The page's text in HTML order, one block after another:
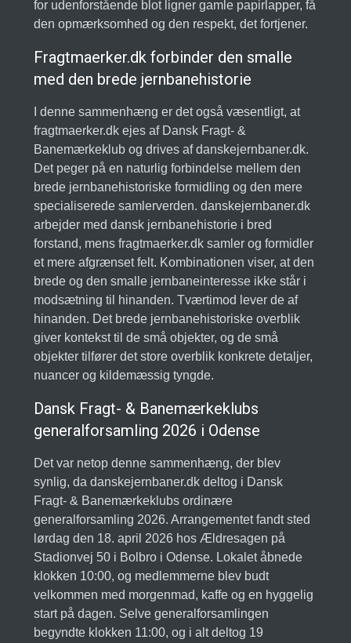
for udenforstående blot ligner gamle papirlapper, få
den opmærksomhed og den respekt, det fortjener.
Fragtmaerker.dk forbinder den smalle
med den brede jernbanehistorie
I denne sammenhæng er det også væsentligt, at
fragtmaerker.dk ejes af Dansk Fragt- &
Banemærkeklub og drives af danskejernbaner.dk.
Det peger på en naturlig forbindelse mellem den
brede jernbanehistoriske formidling og den mere
specialiserede samlerverden. danskejernbaner.dk
arbejder med dansk jernbanehistorie i bred
forstand, mens fragtmaerker.dk samler og formidler
et mere afgrænset felt. Kombinationen viser, at den
brede og den smalle jernbaneinteresse ikke står i
modsætning til hinanden. Tværtimod lever de af
hinanden. Det brede jernbanehistoriske overblik
giver kontekst til de små objekter, og de små
objekter tilfører det store overblik konkrete detaljer,
nuancer og kildemæssig tyngde.
Dansk Fragt- & Banemærkeklubs
generalforsamling 2026 i Odense
Det var netop denne sammenhæng, der blev
synlig, da danskejernbaner.dk deltog i Dansk
Fragt- & Banemærkeklubs ordinære
generalforsamling 2026. Arrangementet fandt sted
lørdag den 18. april 2026 hos Ældresagen på
Stadionvej 50 i Bolbro i Odense. Lokalet åbnede
klokken 10:00, og medlemmerne blev budt
velkommen med morgenmad, kaffe og en hyggelig
start på dagen. Selve generalforsamlingen
begyndte klokken 11:00, og i alt deltog 19